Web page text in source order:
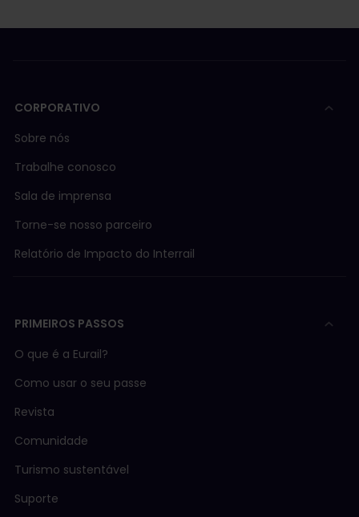
CORPORATIVO
Sobre nós
Trabalhe conosco
Sala de imprensa
Torne-se nosso parceiro
Relatório de Impacto do Interrail
PRIMEIROS PASSOS
O que é a Eurail?
Como usar o seu passe
Revista
Comunidade
Turismo sustentável
Suporte